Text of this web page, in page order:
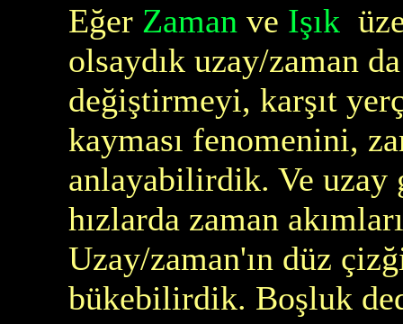
Eğer Zaman ve Işık
olsaydık uzay/zaman
değiştirmeyi, karşıt
kayması fenomenini,
anlayabilirdik. Ve uzay
hızlarda zaman
Uzay/zaman'ın düz
bükebilirdik. Boşluk